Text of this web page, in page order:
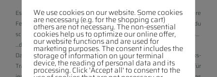
Es steht Weihachten, Ostern, ein Geburtstag oder gar eine größere
Feierlichkeit auf deinem Tagesplan? Du weißt nicht wirklich was du
schenken sollst – etwas originelles, ausgefallenes, nicht alltägliches…
…das gewisse etwas einfach.
Dann nimm doch mal unsere unterschiedlich befüllten Geschenks-
Tragerl etwas genauer unter die Lupe. Ob groß oder klein es ist für
We use cookies on our website. Some cookies
are necessary (e.g. for the shopping cart)
others are not necessary. The non-essential
cookies help us to optimize our online offer,
our website functions and are used for
marketing purposes. The consent includes the
storage of information on your terminal
device, the reading of personal data and its
processing. Click 'Accept all' to consent to the